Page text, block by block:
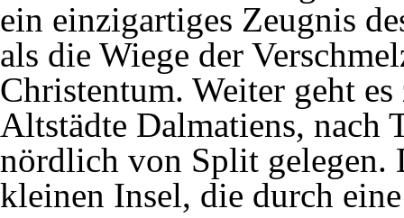
ein einzigartiges Zeugnis
als die Wiege der
Christentum. Weiter geht
Altstädte Dalmatiens,
nördlich von Split gelegen.
kleinen Insel, die durch